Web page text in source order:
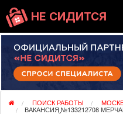
НЕ СИДИТСЯ
ПОИСК РАБОТЫ
ВАКАНСИЯ №133212708